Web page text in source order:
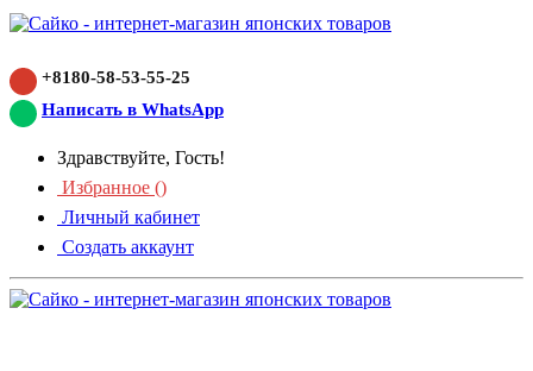
+8180-58-53-55-25
Написать в WhatsApp
Здравствуйте, Гость!
Избранное ()
Личный кабинет
Создать аккаунт